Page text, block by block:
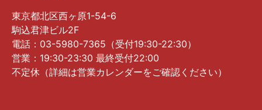
東京都北区西ヶ原1-54-6
駒込君津ビル2F
電話：03-5980-7365（受付19:30-22:30）
営業：19:30-23:30 最終受付22:00
不定休（詳細は営業カレンダーをご確認ください）